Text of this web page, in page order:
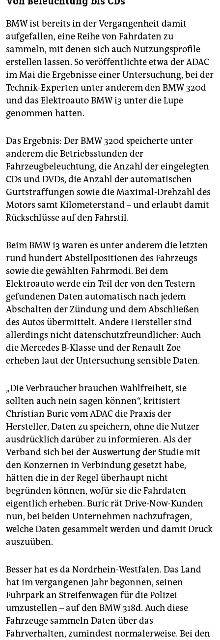
BMW ist bereits in der Vergangenheit damit
aufgefallen, eine Reihe von Fahrdaten zu
sammeln, mit denen sich auch Nutzungsprofile
erstellen lassen. So veröffentlichte etwa der ADAC
im Mai die Ergebnisse einer Untersuchung, bei der
Technik-Experten unter anderem den BMW 320d
und das Elektroauto BMW i3 unter die Lupe
genommen hatten.
Das Ergebnis: Der BMW 320d speicherte unter
anderem die Betriebsstunden der
Fahrzeugbeleuchtung, die Anzahl der eingelegten
CDs und DVDs, die Anzahl der automatischen
Gurtstraffungen sowie die Maximal-Drehzahl des
Motors samt Kilometerstand – und erlaubt damit
Rückschlüsse auf den Fahrstil.
Beim BMW i3 waren es unter anderem die letzten
rund hundert Abstellpositionen des Fahrzeugs
sowie die gewählten Fahrmodi. Bei dem
Elektroauto werde ein Teil der von den Testern
gefundenen Daten automatisch nach jedem
Abschalten der Zündung und dem Abschließen
des Autos übermittelt. Andere Hersteller sind
allerdings nicht datenschutzfreundlicher: Auch
die Mercedes B-Klasse und der Renault Zoe
erheben laut der Untersuchung sensible Daten.
„Die Verbraucher brauchen Wahlfreiheit, sie
sollten auch nein sagen können“, kritisiert
Christian Buric vom ADAC die Praxis der
Hersteller, Daten zu speichern, ohne die Nutzer
ausdrücklich darüber zu informieren. Als der
Verband sich bei der Auswertung der Studie mit
den Konzernen in Verbindung gesetzt habe,
hätten die in der Regel überhaupt nicht
begründen können, wofür sie die Fahrdaten
eigentlich erheben. Buric rät Drive-Now-Kunden
nun, bei beiden Unternehmen nachzufragen,
welche Daten gesammelt werden und damit Druck
auszuüben.
Besser hat es da Nordrhein-Westfalen. Das Land
hat im vergangenen Jahr begonnen, seinen
Fuhrpark an Streifenwagen für die Polizei
umzustellen – auf den BMW 318d. Auch diese
Fahrzeuge sammeln Daten über das
Fahrverhalten, zumindest normalerweise. Bei den